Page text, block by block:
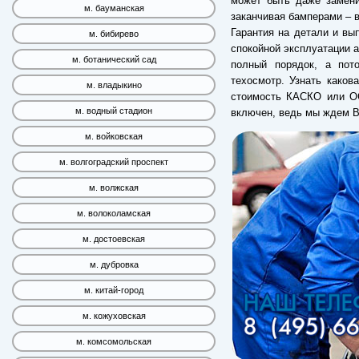
м. бауманская
м. бибирево
м. ботанический сад
м. владыкино
м. водный стадион
м. войковская
м. волгоградский проспект
м. волжская
м. волоколамская
м. достоевская
м. дубровка
м. китай-город
м. кожуховская
м. комсомольская
заканчивая бамперами –
Гарантия на детали и
спокойной
полный порядок, а
техосмотр. Узнать
стоимость КАСКО или
включен, ведь мы ждем